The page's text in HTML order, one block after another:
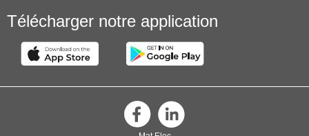
Télécharger notre application